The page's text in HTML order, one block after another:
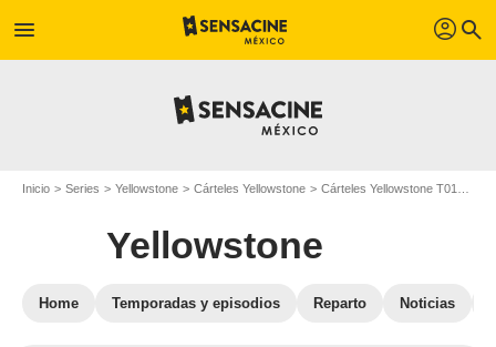
menu profil search
Inicio Series Yellowstone Cárteles Yellowstone Cárteles Yellowstone T01
Yellowstone
Home Temporadas y episodios Reparto Noticias